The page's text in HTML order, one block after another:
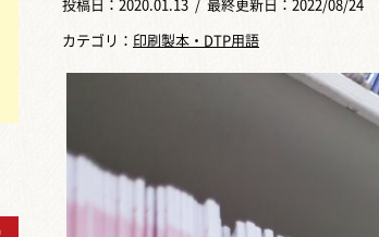
投稿日： 2020.01.13 / 最終更新日：2022/08/24
カテゴリ： 印刷製本・DTP用語